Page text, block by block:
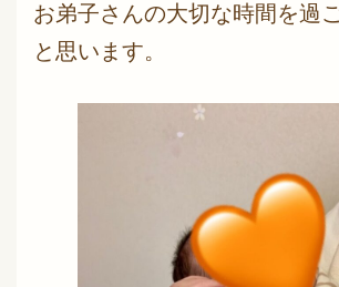
お弟子さんの大切な時間を過
と思います。